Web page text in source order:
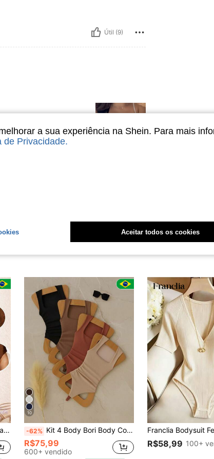
Útil (9)
10
-62% Kit 4 Body Bori Body Collant Feminino Com Decote Quadrado E Alças Largas Sem manga Sem Transparência Com Elastano Modelador Versátil Básico Simples Casual Em Alta Moda Blogueira Gringa
R$75,99
600+ vendido
R$58,99 100+
a sua experiência na Shein. Para mais
de Privacidade.
Aceitar todos os cookies